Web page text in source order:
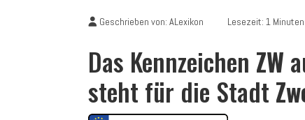
Geschrieben von: ALexikon Lesezeit: 1 Minuten
Das Kennzeichen ZW
steht für die Stadt